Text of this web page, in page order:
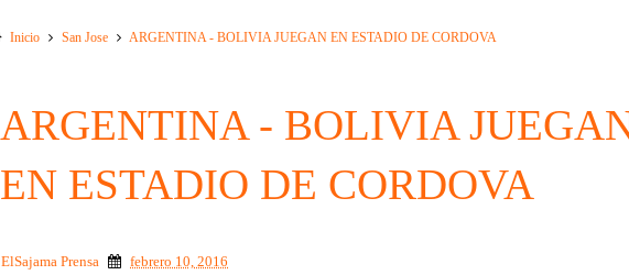
Inicio San Jose ARGENTINA - BOLIVIA JUEGAN EN ESTADIO DE CORDOVA
ARGENTINA - BOLIVIA
EN ESTADIO DE CORDOVA
ElSajama Prensa febrero 10, 2016